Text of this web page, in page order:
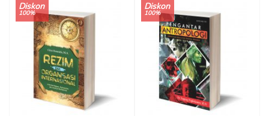
Diskon
100%
Diskon
100%